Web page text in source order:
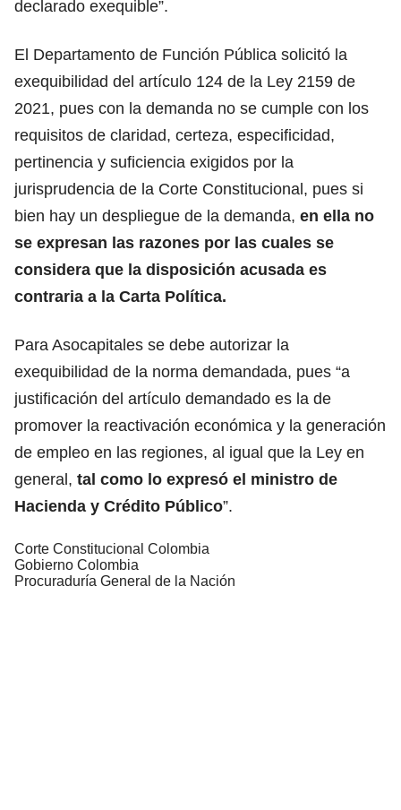
declarado exequible”.
El Departamento de Función Pública solicitó la
exequibilidad del artículo 124 de la Ley 2159 de
2021, pues con la demanda no se cumple con los
requisitos de claridad, certeza, especificidad,
pertinencia y suficiencia exigidos por la
jurisprudencia de la Corte Constitucional, pues si
bien hay un despliegue de la demanda, en ella no
se expresan las razones por las cuales se
considera que la disposición acusada es
contraria a la Carta Política.
Para Asocapitales se debe autorizar la
exequibilidad de la norma demandada, pues “a
justificación del artículo demandado es la de
promover la reactivación económica y la generación
de empleo en las regiones, al igual que la Ley en
general, tal como lo expresó el ministro de
Hacienda y Crédito Público”.
Corte Constitucional Colombia
Gobierno Colombia
Procuraduría General de la Nación